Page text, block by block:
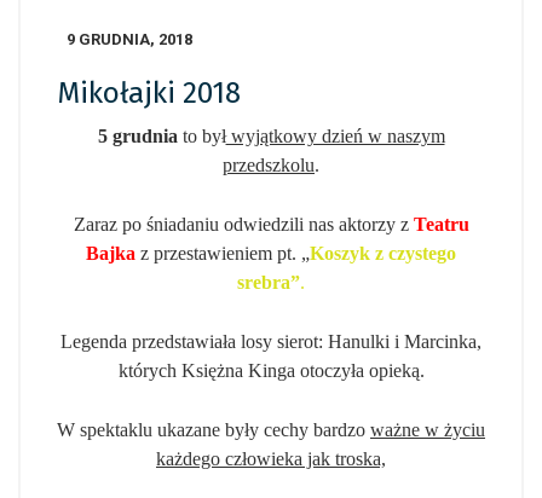
9 GRUDNIA, 2018
Mikołajki 2018
5 grudnia to byłwyjątkowy dzień w naszym
przedszkolu.
Zaraz po śniadaniu odwiedzili nas aktorzy z Teatru
Bajka z przestawieniem pt. „Koszyk z czystego
srebra”.
Legenda przedstawiała losy sierot: Hanulki i Marcinka,
których Księżna Kinga otoczyła opieką.
W spektaklu ukazane były cechy bardzo ważne w życiu
każdego człowieka jak troska,